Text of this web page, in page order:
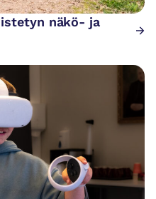
näkö- ja